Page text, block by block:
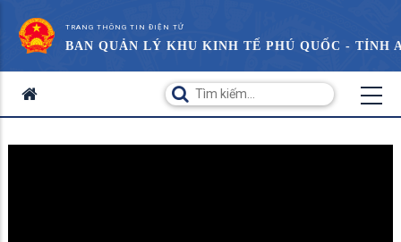
TRANG THÔNG TIN ĐIỆN TỬ
BAN QUẢN LÝ KHU KINH TẾ PHÚ QUỐC - TỈNH